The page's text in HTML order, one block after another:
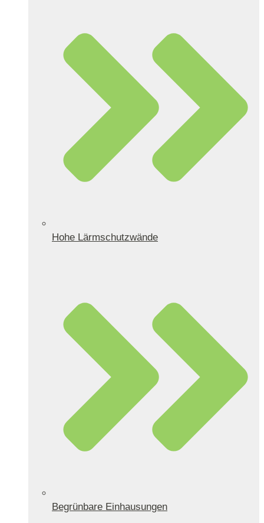
Hohe Lärmschutzwände
Begrünbare Einhausungen